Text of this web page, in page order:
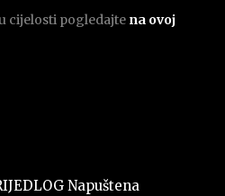
cijelosti pogledajte na ovoj
Napuštena